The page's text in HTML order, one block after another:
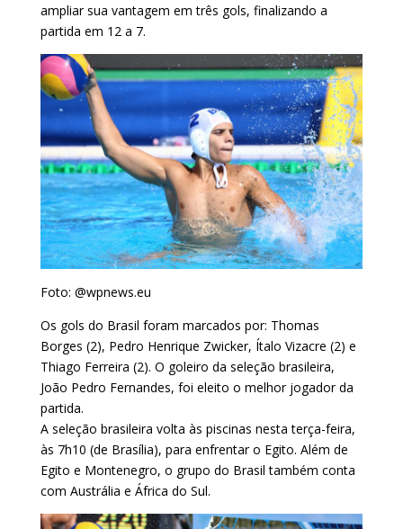
ampliar sua vantagem em três gols, finalizando a
partida em 12 a 7.
Foto: @wpnews.eu
Os gols do Brasil foram marcados por: Thomas
Borges (2), Pedro Henrique Zwicker, Ítalo Vizacre (2) e
Thiago Ferreira (2). O goleiro da seleção brasileira,
João Pedro Fernandes, foi eleito o melhor jogador da
partida.
A seleção brasileira volta às piscinas nesta terça-feira,
às 7h10 (de Brasília), para enfrentar o Egito. Além de
Egito e Montenegro, o grupo do Brasil também conta
com Austrália e África do Sul.